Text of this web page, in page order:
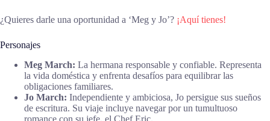
¿Quieres darle una oportunidad a ‘Meg y Jo’? ¡Aquí tienes!
Personajes
Meg March: La hermana responsable y confiable. Representa
la vida doméstica y enfrenta desafíos para equilibrar las
obligaciones familiares.
Jo March: Independiente y ambiciosa, Jo persigue sus sueños
de escritura. Su viaje incluye navegar por un tumultuoso
romance con su jefe, el Chef Eric.